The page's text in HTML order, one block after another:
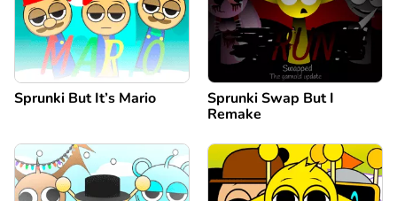
Sprunki But It’s Mario
Sprunki Swap But I
Remake